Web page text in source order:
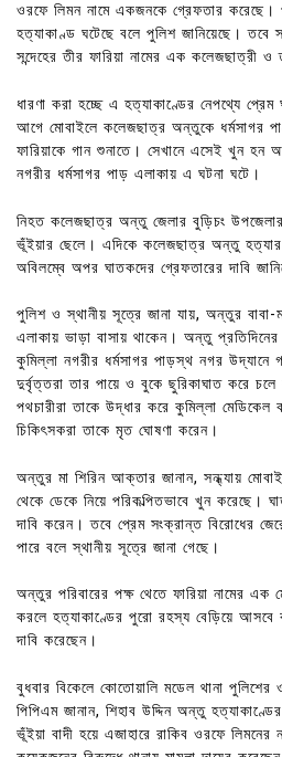
ওরফে লিমন নামে একজনকে গ্রেফতার করেছে।
হত্যাকাণ্ড ঘটেছে বলে পুলিশ জানিয়েছে। তবে
সন্দেহের তীর ফারিয়া নামের এক কলেজছাত্রী ও
ধারণা করা হচ্ছে এ হত্যাকাণ্ডের নেপথ্যে
আগে মোবাইলে কলেজছাত্র অন্তুকে ধর্মসাগর
ফারিয়াকে গান শুনাতে। সেখানে এসেই খুন হন
নগরীর ধর্মসাগর পাড় এলাকায় এ ঘটনা ঘটে।
নিহত কলেজছাত্র অন্তু জেলার বুড়িচং
ভূঁইয়ার ছেলে। এদিকে কলেজছাত্র অন্তু
অবিলম্বে অপর ঘাতকদের গ্রেফতারের দাবি
পুলিশ ও স্থানীয় সূত্রে জানা যায়, অন্তুর বাবা-
এলাকায় ভাড়া বাসায় থাকেন। অন্তু
কুমিল্লা নগরীর ধর্মসাগর পাড়স্থ নগর
দুর্বৃত্তরা তার পায়ে ও বুকে ছুরিকাঘাত করে
পথচারীরা তাকে উদ্ধার করে কুমিল্লা মেডিকেল
চিকিৎসকরা তাকে মৃত ঘোষণা করেন।
অন্তুর মা শিরিন আক্তার জানান, সন্ধ্যায়
থেকে ডেকে নিয়ে পরিকল্পিতভাবে খুন করেছে।
দাবি করেন। তবে প্রেম সংক্রান্ত বিরোধের
পারে বলে স্থানীয় সূত্রে জানা গেছে।
অন্তুর পরিবারের পক্ষ থেতে ফারিয়া নামের এক
করলে হত্যাকাণ্ডের পুরো রহস্য বেড়িয়ে আসবে
দাবি করেছেন।
বুধবার বিকেলে কোতোয়ালি মডেল থানা পুলিশের
পিপিএম জানান, শিহাব উদ্দিন অন্তু
ভূঁইয়া বাদী হয়ে এজাহারে রাকিব ওরফে লিমনের